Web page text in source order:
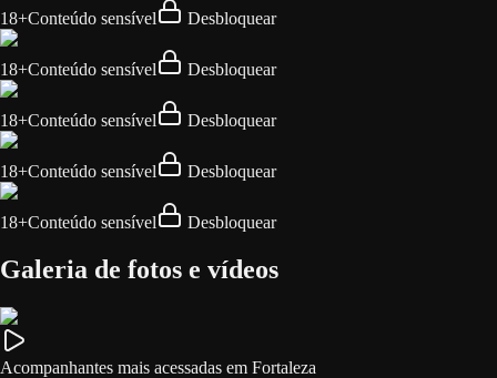
18+Conteúdo sensível Desbloquear
18+Conteúdo sensível Desbloquear
18+Conteúdo sensível Desbloquear
18+Conteúdo sensível Desbloquear
18+Conteúdo sensível Desbloquear
Galeria de fotos e vídeos
Acompanhantes mais acessadas em Fortaleza